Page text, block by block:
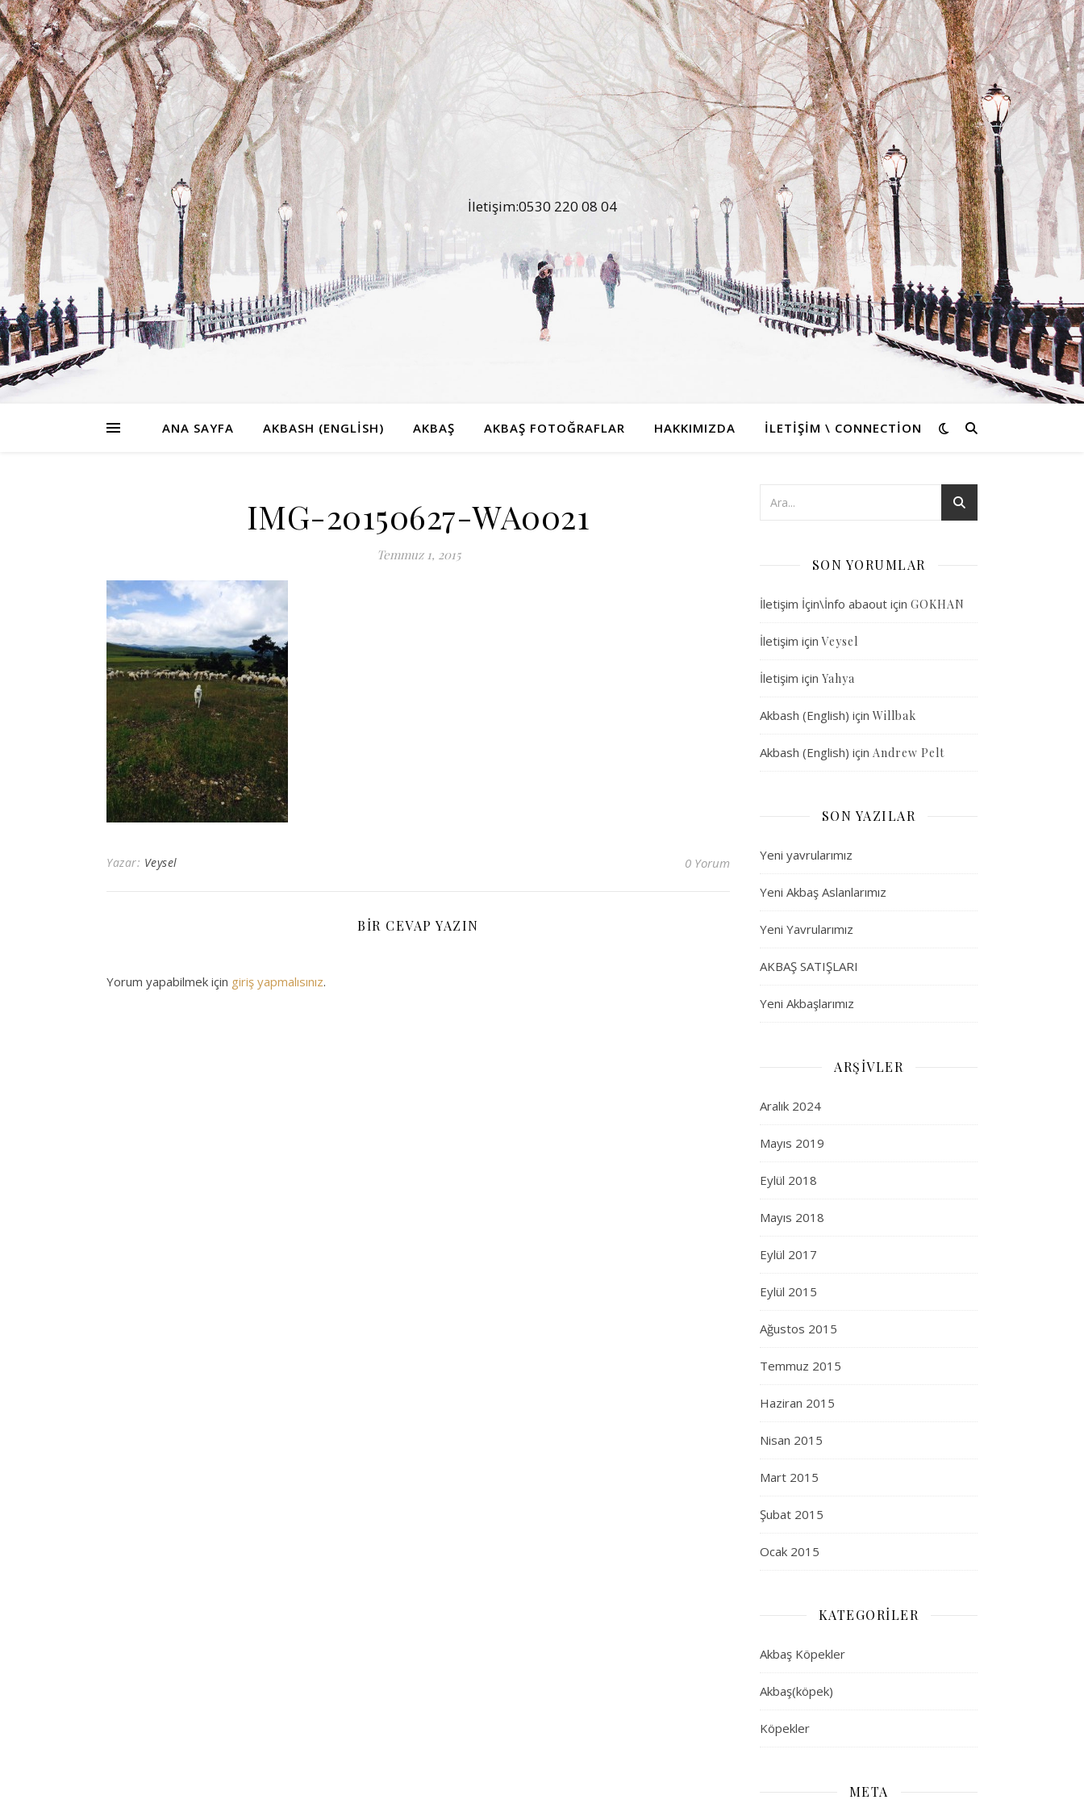
İletişim:0530 220 08 04
ANA SAYFA AKBASH (ENGLISH) AKBAŞ AKBAŞ FOTOĞRAFLAR HAKKIMIZDA İLETIŞIM \ CONNECTION
IMG-20150627-WA0021
Temmuz 1, 2015
Yazar: Veysel 0 Yorum
BIR CEVAP YAZIN
Yorum yapabilmek için giriş yapmalısınız.
SON YORUMLAR
İletişim İçin\İnfo abaout için GOKHAN
İletişim içinVeysel
İletişim için Yahya
Akbash (English) için Willbak
Akbash (English) için Andrew Pelt
SON YAZILAR
Yeni yavrularımız
Yeni Akbaş Aslanlarımız
Yeni Yavrularımız
AKBAŞ SATIŞLARI
Yeni Akbaşlarımız
ARŞIVLER
Aralık 2024
Mayıs 2019
Eylül 2018
Mayıs 2018
Eylül 2017
Eylül 2015
Ağustos 2015
Temmuz 2015
Haziran 2015
Nisan 2015
Mart 2015
Şubat 2015
Ocak 2015
KATEGORILER
Akbaş Köpekler
Akbaş(köpek)
Köpekler
META